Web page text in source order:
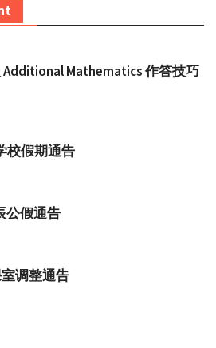
Additional Mathematics 作答技巧
校假期通告
公假通告
调整通告